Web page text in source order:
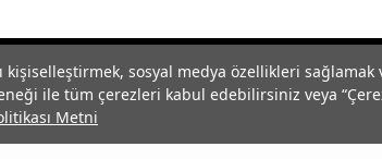
kişiselleştirmek, sosyal medya özellikleri
ile tüm çerezleri kabul edebilirsiniz veya
Metni
Saklıdır, İzinsiz kullanılamaz